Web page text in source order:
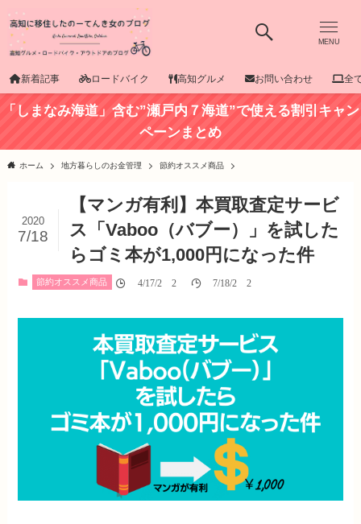
MENU
新着記事 ロードバイク 高知グルメ お問い合わせ 全
「しまなみ海道」含む”瀬戸内７海道”で使える割引キャン
ペーンまとめ
ホーム 地方暮らしのお金管理 節約オススメ商品
【マンガ有利】本買取査定サービ
ス「Vaboo（バブー）」を試した
らゴミ本が1,000円になった件
2020
7/18
節約オススメ商品 04/17/2020 07/18/2020